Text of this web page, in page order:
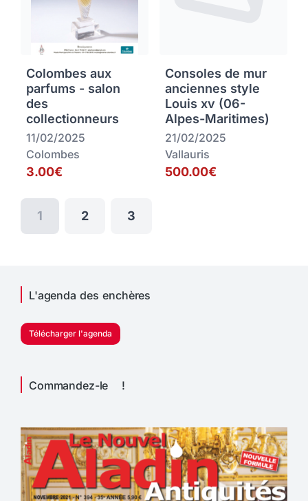
Colombes aux
parfums - salon
des
collectionneurs
11/02/2025
Colombes
3.00€
Consoles de mur
anciennes style
Louis xv (06-
Alpes-Maritimes)
21/02/2025
Vallauris
500.00€
1 2 3
L'agenda des enchères
Télécharger l'agenda
Commandez-le !